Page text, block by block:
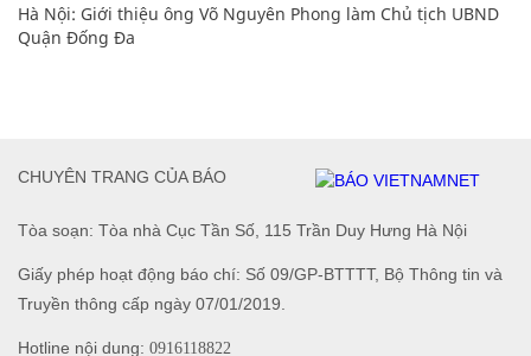
Hà Nội: Giới thiệu ông Võ Nguyên Phong làm Chủ tịch UBND
Quận Đống Đa
Tòa soạn: Tòa nhà Cục Tần Số, 115 Trần Duy Hưng Hà Nội
Giấy phép hoạt động báo chí: Số 09/GP-BTTTT, Bộ Thông tin và
Truyền thông cấp ngày 07/01/2019.
Hotline nội dung: 0916118822
CHUYÊN TRANG CỦA BÁO